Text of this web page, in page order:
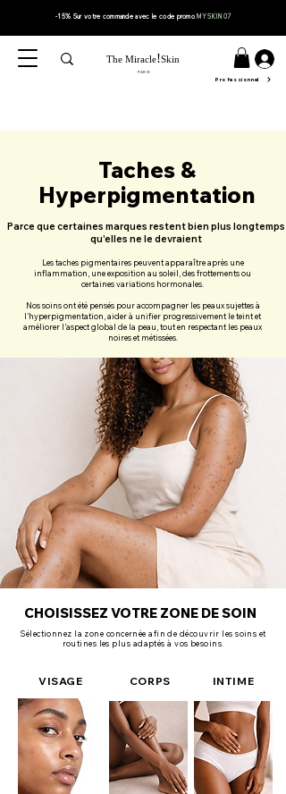
-15% Sur votrecommandeavec le code promoMYSKIN07
The Miracle!Skin
PARIS
Professionnel
Taches &
Hyperpigmentation
Parce que certaines marques restent bien plus longtemps
qu'elles ne le devraient
Les taches pigmentaires peuvent apparaître après une
inflammation, une exposition au soleil, des frottements ou
certaines variations hormonales.
Nos soins ont été pensés pour accompagner les peaux sujettes à
l’hyperpigmentation, aider à unifier progressivement le teint et
améliorer l’aspect global de la peau, tout en respectant les peaux
noires et métissées.
CHOISISSEZ VOTRE ZONE DE SOIN
Sélectionnez la zone concernée afin de découvrir les soins et
routines les plus adaptés à vos besoins.
VISAGE CORPS INTIME